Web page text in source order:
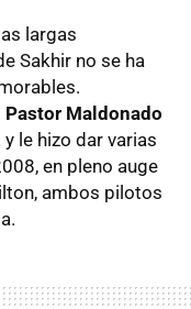
largas
Sakhir no se ha
Pastor Maldonado
y le hizo dar varias
en pleno auge
ambos pilotos